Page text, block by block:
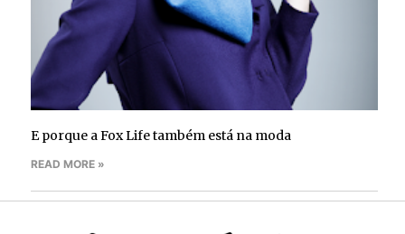
E porque a Fox Life também está na moda
READ MORE »